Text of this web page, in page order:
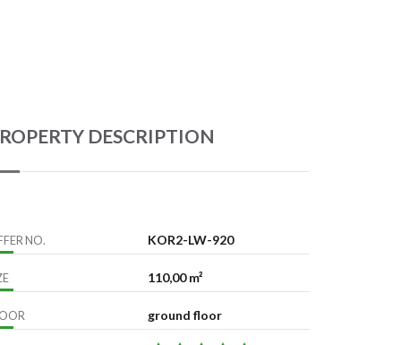
DESCRIPTION
NO. KOR2-LW-920
110,00 m²
ground floor